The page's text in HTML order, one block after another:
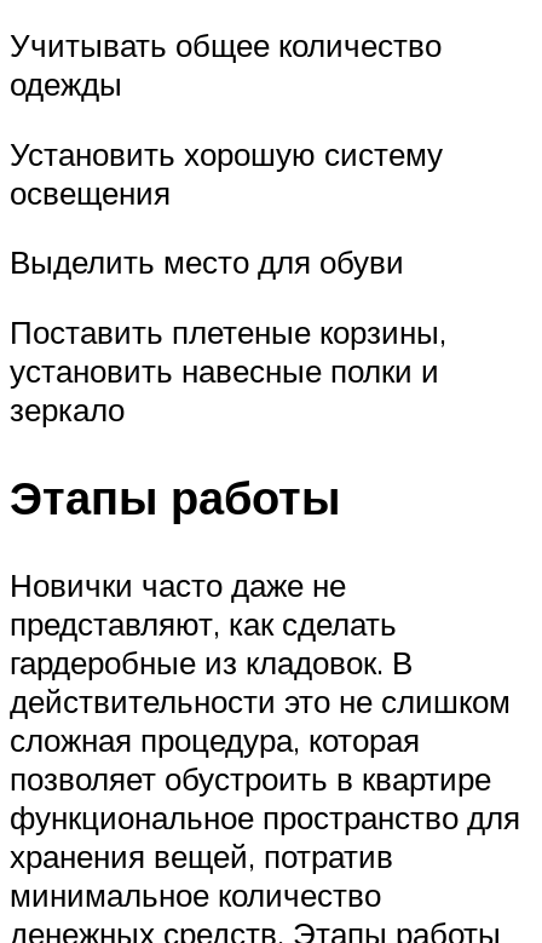
Учитывать общее количество
одежды
Установить хорошую систему
освещения
Выделить место для обуви
Поставить плетеные корзины,
установить навесные полки и
зеркало
Этапы работы
Новички часто даже не
представляют, как сделать
гардеробные из кладовок. В
действительности это не слишком
сложная процедура, которая
позволяет обустроить в квартире
функциональное пространство для
хранения вещей, потратив
минимальное количество
денежных средств. Этапы работы